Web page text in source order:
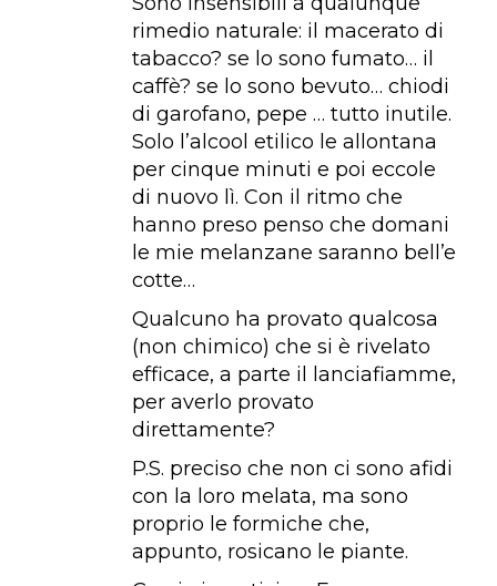
rimedio naturale: il macerato di
tabacco? se lo sono fumato… il
caffè? se lo sono bevuto… chiodi
di garofano, pepe … tutto inutile.
Solo l’alcool etilico le allontana
per cinque minuti e poi eccole
di nuovo lì. Con il ritmo che
hanno preso penso che domani
le mie melanzane saranno bell’e
cotte…
Qualcuno ha provato qualcosa
(non chimico) che si è rivelato
efficace, a parte il lanciafiamme,
per averlo provato
direttamente?
P.S. preciso che non ci sono afidi
con la loro melata, ma sono
proprio le formiche che,
appunto, rosicano le piante.